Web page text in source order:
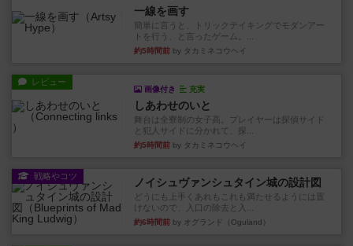
一線を画す
簡単に言うと、トリックテイキングでモダンアー
トを行う、と言ったゲーム。...
約5時間前 by タカミネコウヘイ
レビュー
画像付き 充実
しあわせのいと
舞台は全寮制の女子高。プレイヤーは探偵サイド
と犯人サイドに分かれて、探...
約5時間前 by タカミネコウヘイ
戦略やコツ ノイシュヴァンシュタイン城の設計図
どうにも上手くあれもこれも満たせるようには置
けないので、入口の除去と入...
約6時間前 by オグランド（Oguland）